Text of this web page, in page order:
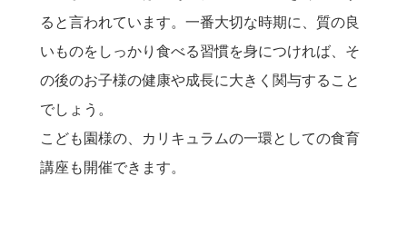
ると言われています。一番大切な時期に、質の良
いものをしっかり食べる習慣を身につければ、そ
の後のお子様の健康や成長に大きく関与すること
でしょう。
こども園様の、カリキュラムの一環としての食育
講座も開催できます。